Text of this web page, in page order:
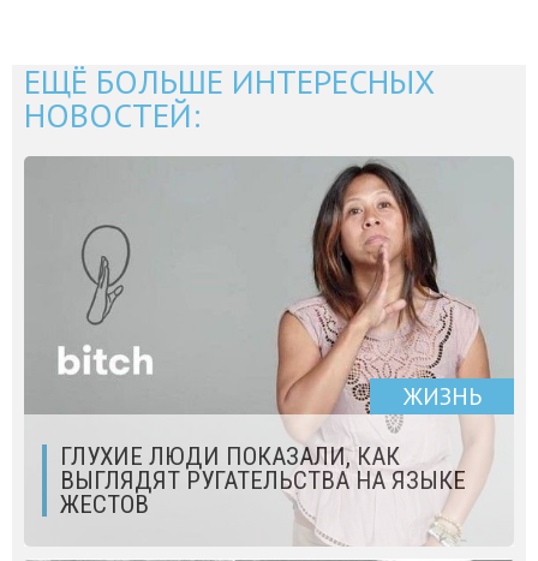
ЕЩЁ БОЛЬШЕ ИНТЕРЕСНЫХ
НОВОСТЕЙ:
ЖИЗНЬ
ГЛУХИЕ ЛЮДИ ПОКАЗАЛИ, КАК
ВЫГЛЯДЯТ РУГАТЕЛЬСТВА НА ЯЗЫКЕ
ЖЕСТОВ